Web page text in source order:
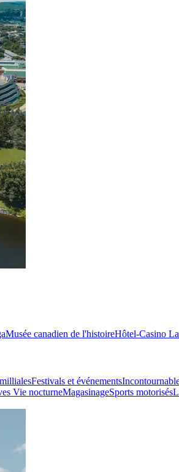
Musée canadien de l'histoireHôtel-Casino
Festivals et événements
Vie nocturneMagasinageSports motorisés